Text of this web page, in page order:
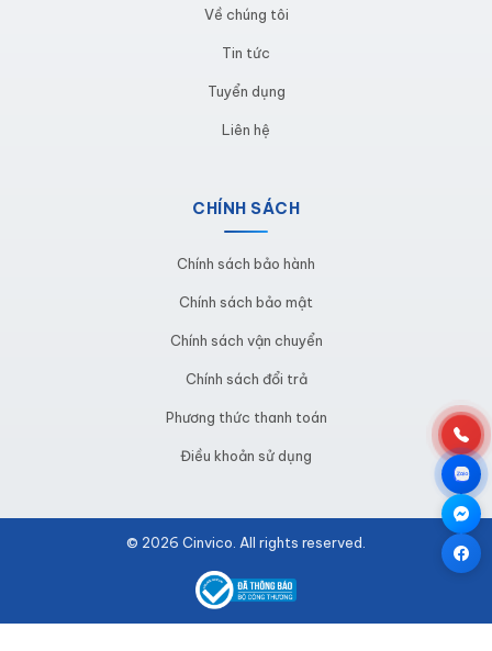
Hình ảnh thực tế của tủ dụng cụ cơ khí leanpro
Về chúng tôi
Tin tức
Tuyển dụng
Liên hệ
CHÍNH SÁCH
Chính sách bảo hành
Chính sách bảo mật
Chính sách vận chuyển
Chính sách đổi trả
Phương thức thanh toán
Điều khoản sử dụng
© 2026 Cinvico. All rights reserved.